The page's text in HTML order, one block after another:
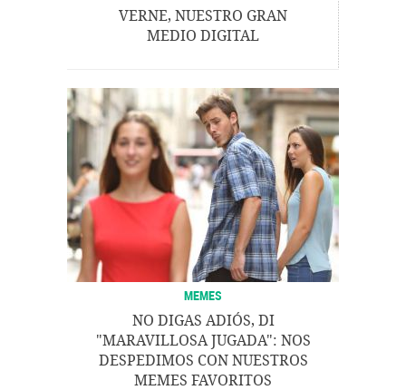
VERNE, NUESTRO GRAN
MEDIO DIGITAL
MEMES
NO DIGAS ADIÓS, DI
"MARAVILLOSA JUGADA": NOS
DESPEDIMOS CON NUESTROS
MEMES FAVORITOS